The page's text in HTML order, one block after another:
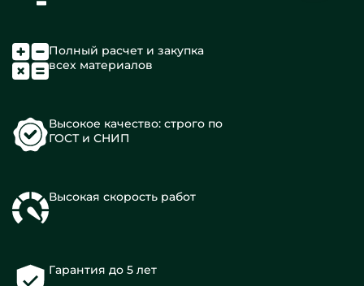
Полный расчет и закупка
всех материалов
Высокое качество: строго по
ГОСТ и СНИП
Высокая скорость работ
Гарантия до 5 лет